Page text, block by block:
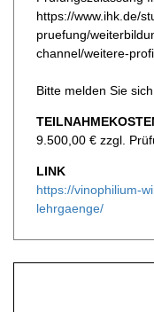
https://www.ihk.de/
pruefung/
channel/weitere-
Bitte melden Sie
9.500,00 € zzgl.
LINK
https://vinophilium-
lehrgaenge/